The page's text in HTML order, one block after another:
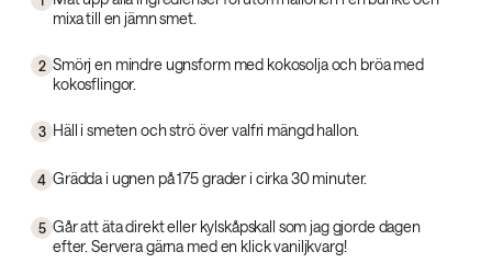
mixa till en jämn smet.
2 Smörj en mindre ugnsform med kokosolja och bröa med
kokosflingor.
3 Häll i smeten och strö över valfri mängd hallon.
4 Grädda i ugnen på 175 grader i cirka 30 minuter.
5 Går att äta direkt eller kylskåpskall som jag gjorde dagen
efter. Servera gärna med en klick vaniljkvarg!